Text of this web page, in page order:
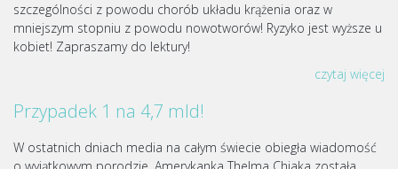
szczególności z powodu chorób układu krążenia oraz w
mniejszym stopniu z powodu nowotworów! Ryzyko jest wyższe u
kobiet! Zapraszamy do lektury!
czytaj więcej
Przypadek 1 na 4,7 mld!
W ostatnich dniach media na całym świecie obiegła wiadomość